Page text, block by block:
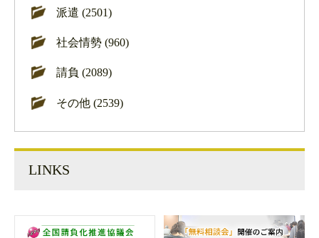
派遣 (2501)
社会情勢 (960)
請負 (2089)
その他 (2539)
LINKS